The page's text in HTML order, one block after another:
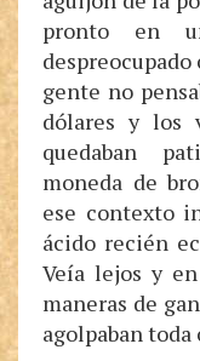
pronto en
gente no
dólares y los
quedaban
moneda de
ese contexto
ácido recién
Veía lejos y
maneras de
agolpaban toda